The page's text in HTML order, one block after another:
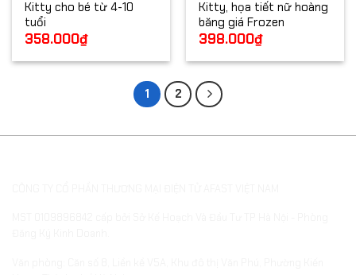
Kitty cho bé từ 4-10
tuổi
358.000₫
Kitty, họa tiết nữ hoàng
băng giá Frozen
398.000₫
1 2